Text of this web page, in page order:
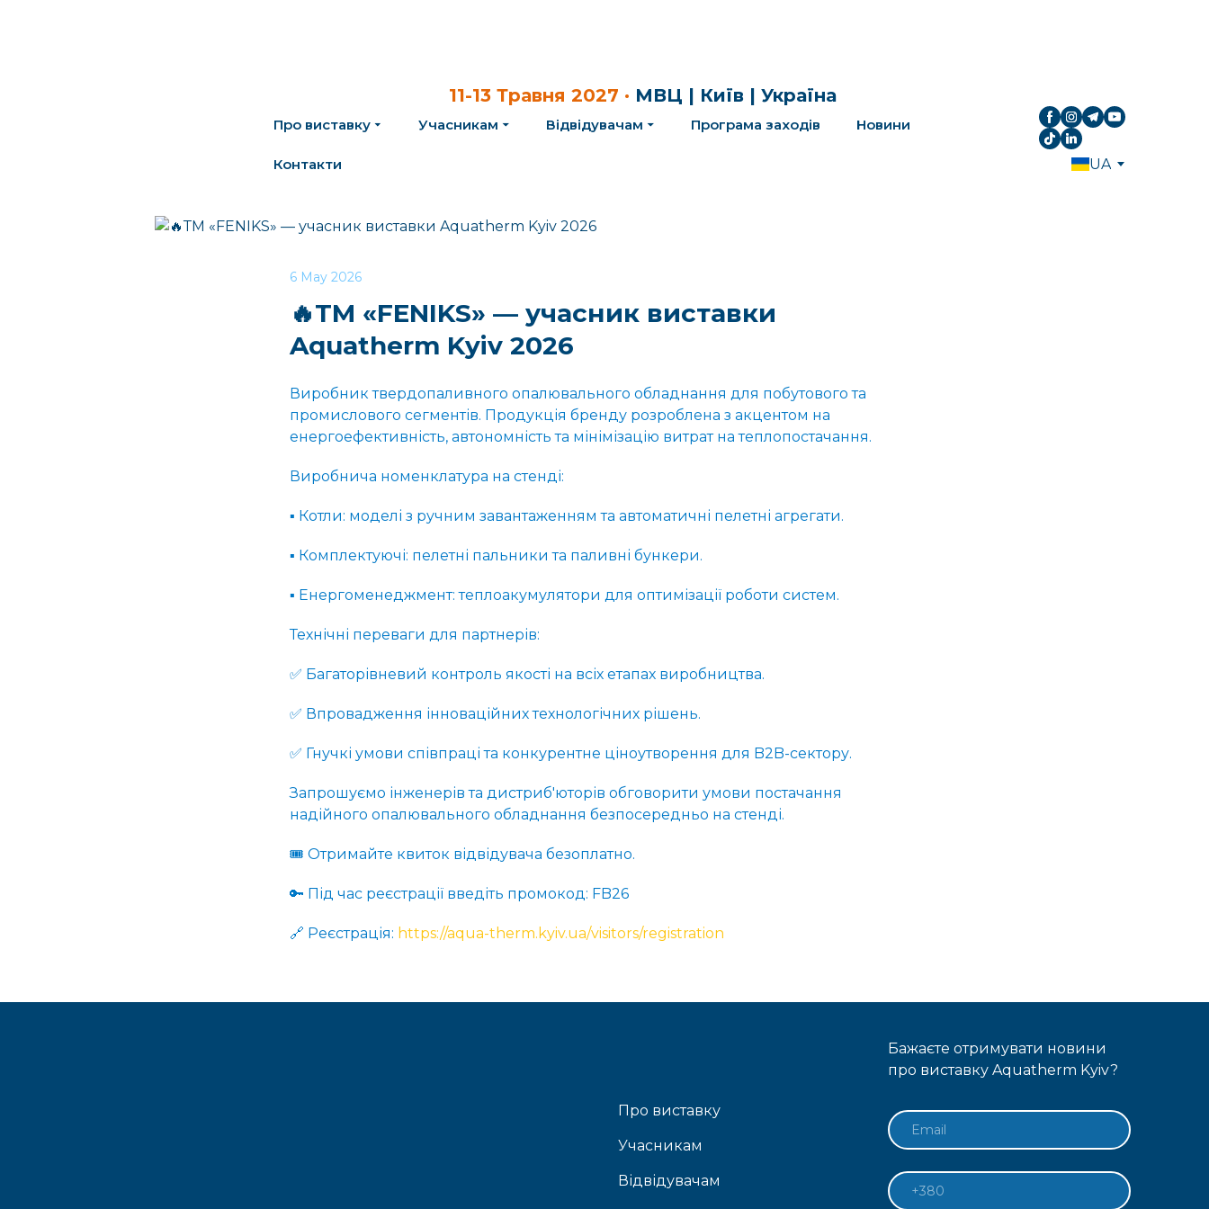
11-13 Травня 2027 · МВЦ | Київ | Україна
Про виставку Учасникам Відвідувачам Програма заходів Новини
Контакти UA
6 May 2026
🔥ТМ «FENIKS» — учасник виставки
Aquatherm Kyiv 2026
Виробник твердопаливного опалювального обладнання для побутового та
промислового сегментів. Продукція бренду розроблена з акцентом на
енергоефективність, автономність та мінімізацію витрат на теплопостачання.
Виробнича номенклатура на стенді:
▪️ Котли: моделі з ручним завантаженням та автоматичні пелетні агрегати.
▪️ Комплектуючі: пелетні пальники та паливні бункери.
▪️ Енергоменеджмент: теплоакумулятори для оптимізації роботи систем.
Технічні переваги для партнерів:
✅ Багаторівневий контроль якості на всіх етапах виробництва.
✅ Впровадження інноваційних технологічних рішень.
✅ Гнучкі умови співпраці та конкурентне ціноутворення для B2B-сектору.
Запрошуємо інженерів та дистриб'юторів обговорити умови постачання
надійного опалювального обладнання безпосередньо на стенді.
🎟 Отримайте квиток відвідувача безоплатно.
🔑 Під час реєстрації введіть промокод: FB26
🔗 Реєстрація: https://aqua-therm.kyiv.ua/visitors/registration
Про виставку
Учасникам
Відвідувачам
Бажаєте отримувати новини
про виставку Aquatherm Kyiv?